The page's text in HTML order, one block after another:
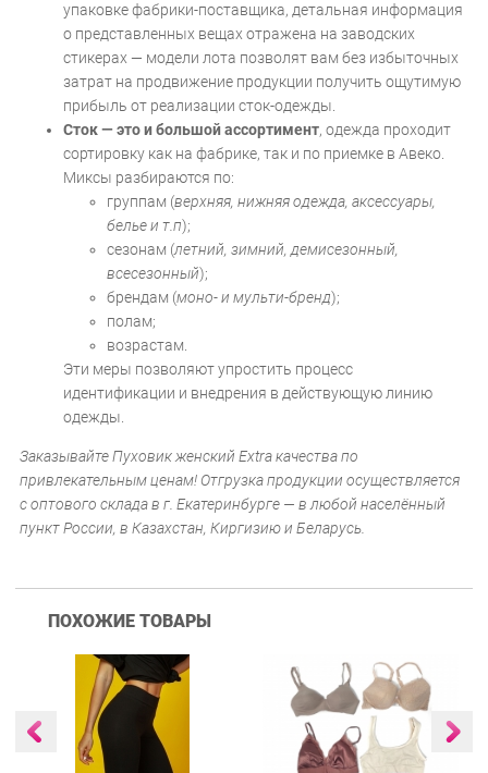
упаковке фабрики-поставщика, детальная информация
о представленных вещах отражена на заводских
стикерах — модели лота позволят вам без избыточных
затрат на продвижение продукции получить ощутимую
прибыль от реализации сток-одежды.
Сток — это и большой ассортимент, одежда проходит
сортировку как на фабрике, так и по приемке в Авеко.
Миксы разбираются по:
группам (верхняя, нижняя одежда, аксессуары,
белье и т.п);
сезонам (летний, зимний, демисезонный,
всесезонный);
брендам (моно- и мульти-бренд);
полам;
возрастам.
Эти меры позволяют упростить процесс
идентификации и внедрения в действующую линию
одежды.
Заказывайте Пуховик женский Extra качества по
привлекательным ценам! Отгрузка продукции осуществляется
с оптового склада в г. Екатеринбурге — в любой населённый
пункт России, в Казахстан, Киргизию и Беларусь.
ПОХОЖИЕ ТОВАРЫ